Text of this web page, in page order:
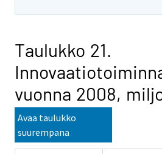
Taulukko 21.
vuonna 2008,
Avaa taulukko
suurempana